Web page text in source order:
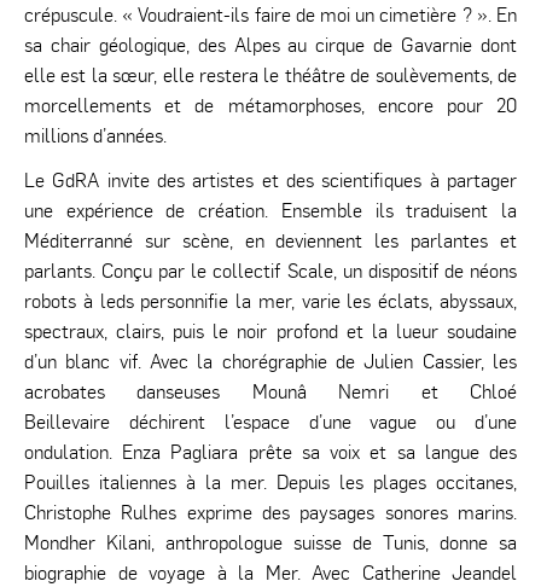
crépuscule. « Voudraient-ils faire de moi un cimetière ? ». En
sa chair géologique, des Alpes au cirque de Gavarnie dont
elle est la sœur, elle restera le théâtre de soulèvements, de
morcellements et de métamorphoses, encore pour 20
millions d’années.
Le GdRA invite des artistes et des scientifiques à partager
une expérience de création. Ensemble ils traduisent la
Méditerranné sur scène, en deviennent les parlantes et
parlants. Conçu par le collectif Scale, un dispositif de néons
robots à leds personnifie la mer, varie les éclats, abyssaux,
spectraux, clairs, puis le noir profond et la lueur soudaine
d’un blanc vif. Avec la chorégraphie de Julien Cassier, les
acrobates danseuses Mounâ Nemri et Chloé
Beillevaire déchirent l’espace d’une vague ou d’une
ondulation. Enza Pagliara prête sa voix et sa langue des
Pouilles italiennes à la mer. Depuis les plages occitanes,
Christophe Rulhes exprime des paysages sonores marins.
Mondher Kilani, anthropologue suisse de Tunis, donne sa
biographie de voyage à la Mer. Avec Catherine Jeandel